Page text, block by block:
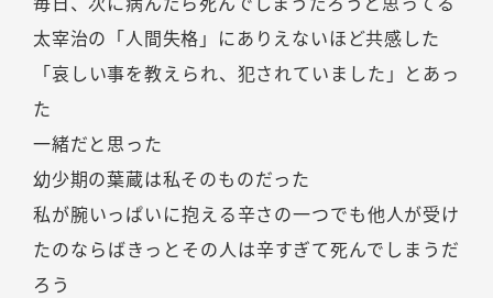
太宰治の「人間失格」にありえないほど共感した
「哀しい事を教えられ、犯されていました」とあっ
た
一緒だと思った
幼少期の葉蔵は私そのものだった
私が腕いっぱいに抱える辛さの一つでも他人が受け
たのならばきっとその人は辛すぎて死んでしまうだ
ろう